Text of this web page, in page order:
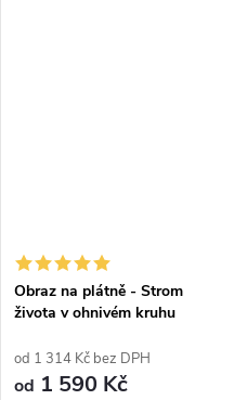
Obraz na plátně - Strom
života v ohnivém kruhu
od 1 314 Kč bez DPH
od 1 590 Kč